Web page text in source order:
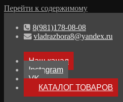
Перейти к содержимому
8(981)178-08-08
vladrazbora8@yandex.ru
Наш канал
Instagram
VK
КАТАЛОГ ТОВАРОВ